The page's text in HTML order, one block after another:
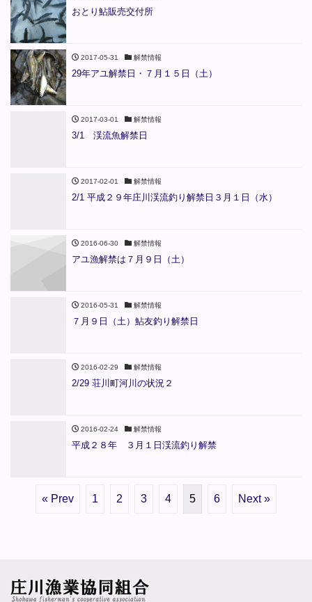
おとり鮎販売交付所
2017-05-31 解禁情報
29年アユ解禁日・７月１５日（土）
2017-03-01 解禁情報
3/1 渓流魚解禁日
2017-02-01 解禁情報
2/1 平成２９年庄川渓流釣り解禁日３月１日（水）
2016-06-30 解禁情報
アユ漁解禁は７月９日（土）
2016-05-31 解禁情報
７月９日（土）鮎友釣り解禁日
2016-02-29 解禁情報
2/29 荘川町河川の状況２
2016-02-24 解禁情報
平成２８年 ３月１日渓流釣り解禁
« Prev 1 2 3 4 5 6 Next »